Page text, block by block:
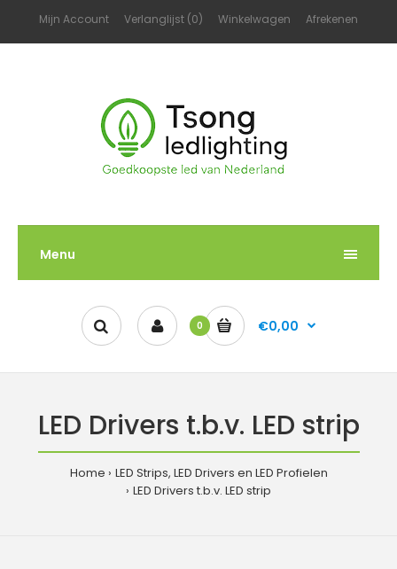
Mijn Account Verlanglijst (0) Winkelwagen Afrekenen
Menu
0 €0,00
LED Drivers t.b.v. LED strip
Home
LED Strips, LED Drivers en LED Profielen
LED Drivers t.b.v. LED strip